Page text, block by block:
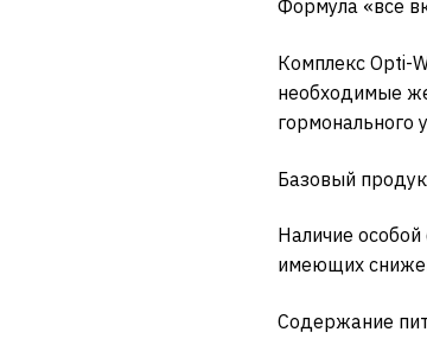
Формула «все
Комплекс Opti-
необходимые
гормонального
Базовый
Наличие
имеющих
Содержание